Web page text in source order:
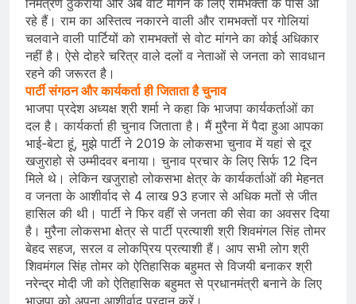
रहे हैं। राम का अस्तित्व नकारने वाली और रामभक्तों पर गोलियां
चलवाने वाली पार्टियों को रामभक्तों से वोट मांगने का कोई अधिकार
नहीं है। ऐसे दोहरे चरित्र वाले दलों व नेताओं से जनता को सावधान
रहने की जरूरत है।
पार्टी संगठन और कार्यकर्ता ही जिताता है चुनाव
भाजपा प्रदेश अध्यक्ष श्री शर्मा ने कहा कि भाजपा कार्यकर्ताओं का
दल है। कार्यकर्ता ही चुनाव जिताता है। मैं मुरैना में पैदा हुआ आपका
भाई-बेटा हूं, मुझे पार्टी ने 2019 के लोकसभा चुनाव में यहां से दूर
खजुराहो से उम्मीदवर बनाया। चुनाव प्रचार के लिए सिर्फ 12 दिन
मिले थे। लेकिन खजुराहो लोकसभा क्षेत्र के कार्यकर्ताओं की मेहनत
व जनता के आशीर्वाद से 4 लाख 93 हजार से अधिक मतों से जीत
हासिल की थी। पार्टी ने फिर वहीं से जनता की सेवा का अवसर दिया
है। मुरैना लोकसभा क्षेत्र से पार्टी प्रत्याशी श्री शिवमंगल सिंह तोमर
बेहद सहज, सरल व लोकप्रिय प्रत्याशी हैं। आप सभी लोग श्री
शिवमंगल सिंह तोमर को ऐतिहासिक बहुमत से विजयी बनाकर श्री
नरेन्द्र मोदी जी को ऐतिहासिक बहुमत से प्रधानमंत्री बनाने के लिए
भाजपा को अपना आशीर्वाद प्रदान करें।